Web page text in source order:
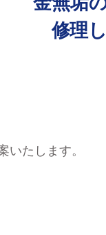
修理
たします。